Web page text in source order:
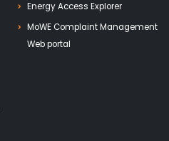
Energy Access Explorer
MoWE Complaint Management
Web portal